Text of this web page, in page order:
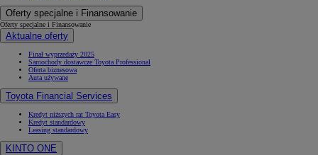
Oferty specjalne i Finansowanie
Oferty specjalne i Finansowanie
Aktualne oferty
Finał wyprzedaży 2025
Samochody dostawcze Toyota Professional
Oferta biznesowa
Auta używane
Toyota Financial Services
Kredyt niższych rat Toyota Easy
Kredyt standardowy
Leasing standardowy
KINTO ONE